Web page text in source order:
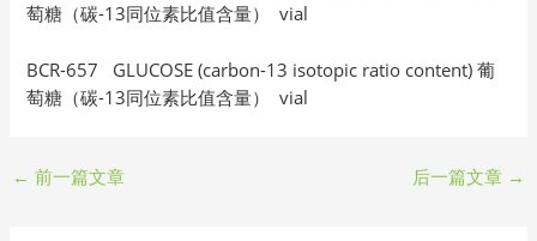
萄糖（碳-13同位素比值含量） vial
BCR-657 GLUCOSE (carbon-13 isotopic ratio content) 葡
萄糖（碳-13同位素比值含量） vial
← 前一篇文章 后一篇文章 →